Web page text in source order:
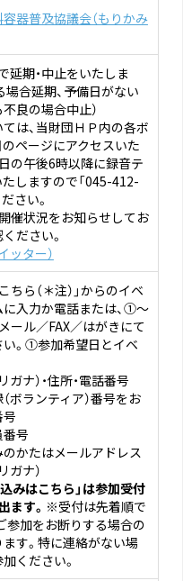
器普及協議会（もりかみ
延期・中止をいたしま
場合延期、予備日がない
良の場合中止）
は、当財団ＨＰ内の各ボ
ページにアクセスいた
の午後6時以降に録音テ
しますので「045-412-
さい。
催状況をお知らせしてお
ださい。
ッター）
ちら（＊注）」からのイベ
入力か電話または、①～
ール／FAX／はがきにて
。①参加希望日とイベ
ナ）・住所・電話番号
ボランティア）番号をお
号
かたはメールアドレス
ガナ）
込みはこちら」は参加受付
ます。 ※受付は先着順で
参加をお断りする場合の
す。特に連絡がない場
ください。